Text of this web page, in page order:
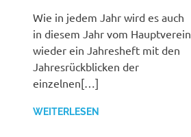
Wie in jedem Jahr wird es auch
in diesem Jahr vom Hauptverein
wieder ein Jahresheft mit den
Jahresrückblicken der
einzelnen[…]
WEITERLESEN